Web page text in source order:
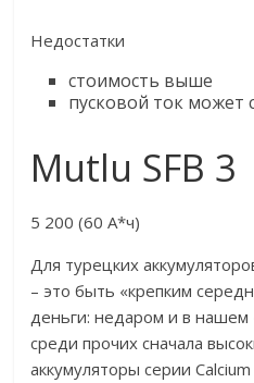
Недостатки
стоимость выше
пусковой ток может
Mutlu SFB 3
5 200 (60 А*ч)
Для турецких
– это быть «крепким
деньги: недаром и в
среди прочих сначала
аккумуляторы серии